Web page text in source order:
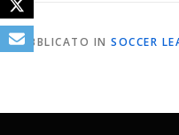
PUBBLICATO IN SOCCER